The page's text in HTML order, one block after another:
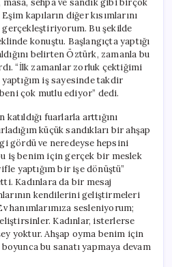
masa, sehpa ve sandık gibi birçok
kapıların diğer kısımlarını
gerçekleştiriyorum. Bu şekilde
konuştu. Başlangıçta yaptığı
belirten Öztürk, zamanla bu
“İlk zamanlar zorluk çektiğimi
iş sayesinde takdir
çok mutlu ediyor” dedi.
fuarlarla arttığını
küçük sandıkları bir ahşap
gördü ve neredeyse hepsini
iş benim için gerçek bir meslek
yaptığım bir işe dönüştü”
Kadınlara da bir mesaj
kendilerini geliştirmeleri
hanımlarımıza sesleniyorum;
Kadınlar, isterlerse
yoktur. Ahşap oyma benim için
bu sanatı yapmaya devam